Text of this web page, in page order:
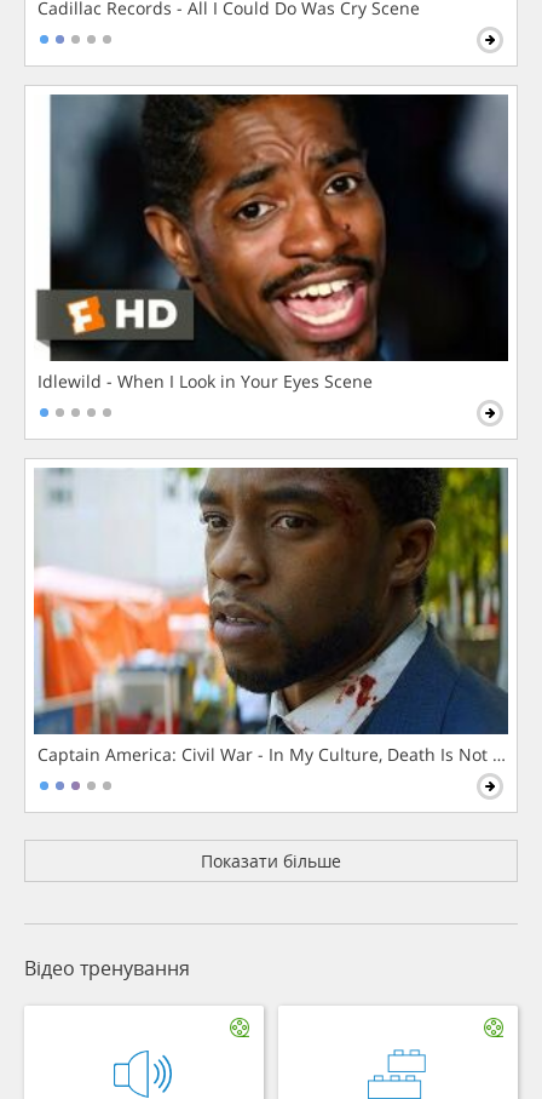
Cadillac Records - All I Could Do Was Cry Scene
Idlewild - When I Look in Your Eyes Scene
Captain America: Civil War - In My Culture, Death Is Not The
Показати більше
Відео тренування